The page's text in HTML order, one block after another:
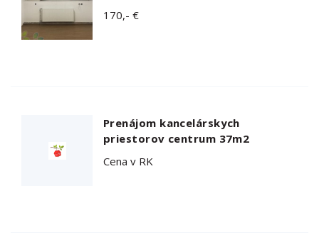
170,- €
Prenájom kancelárskych
priestorov centrum 37m2
Cena v RK